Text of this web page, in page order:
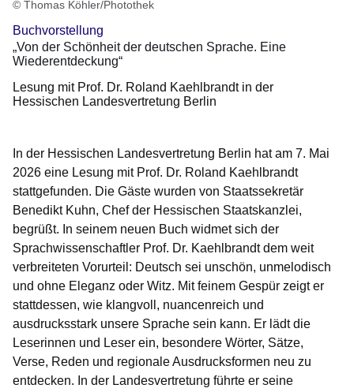
© Thomas Köhler/Photothek
Buchvorstellung
„Von der Schönheit der deutschen Sprache. Eine
Wiederentdeckung“
Lesung mit Prof. Dr. Roland Kaehlbrandt in der
Hessischen Landesvertretung Berlin
In der Hessischen Landesvertretung Berlin hat am 7. Mai
2026 eine Lesung mit Prof. Dr. Roland Kaehlbrandt
stattgefunden. Die Gäste wurden von Staatssekretär
Benedikt Kuhn, Chef der Hessischen Staatskanzlei,
begrüßt. In seinem neuen Buch widmet sich der
Sprachwissenschaftler Prof. Dr. Kaehlbrandt dem weit
verbreiteten Vorurteil: Deutsch sei unschön, unmelodisch
und ohne Eleganz oder Witz. Mit feinem Gespür zeigt er
stattdessen, wie klangvoll, nuancenreich und
ausdrucksstark unsere Sprache sein kann. Er lädt die
Leserinnen und Leser ein, besondere Wörter, Sätze,
Verse, Reden und regionale Ausdrucksformen neu zu
entdecken. In der Landesvertretung führte er seine